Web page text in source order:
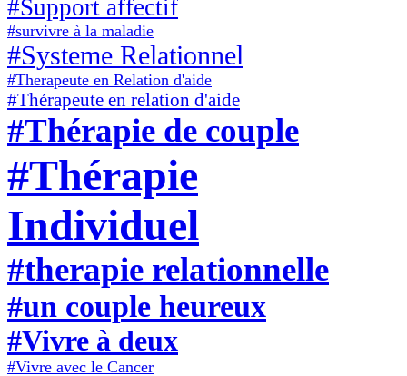
#Support affectif
#survivre à la maladie
#Systeme Relationnel
#Therapeute en Relation d'aide
#Thérapeute en relation d'aide
#Thérapie de couple
#Thérapie
Individuel
#therapie relationnelle
#un couple heureux
#Vivre à deux
#Vivre avec le Cancer